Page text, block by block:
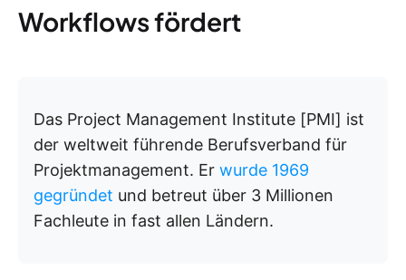
Workflows fördert
Das Project Management Institute [PMI] ist
der weltweit führende Berufsverband für
Projektmanagement. Er wurde 1969
gegründet und betreut über 3 Millionen
Fachleute in fast allen Ländern.